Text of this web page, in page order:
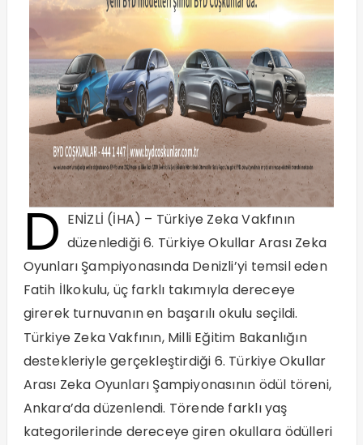
D ENİZLİ (İHA) – Türkiye Zeka Vakfının
düzenlediği 6. Türkiye Okullar Arası Zeka
Oyunları Şampiyonasında Denizli’yi temsil eden
Fatih İlkokulu, üç farklı takımıyla dereceye
girerek turnuvanın en başarılı okulu seçildi.
Türkiye Zeka Vakfının, Milli Eğitim Bakanlığın
destekleriyle gerçekleştirdiği 6. Türkiye Okullar
Arası Zeka Oyunları Şampiyonasının ödül töreni,
Ankara’da düzenlendi. Törende farklı yaş
kategorilerinde dereceye giren okullara ödülleri